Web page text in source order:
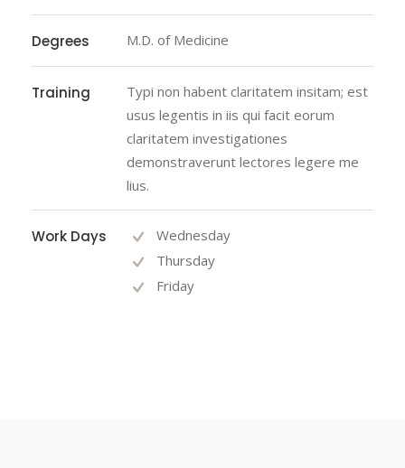
Degrees M.D. of Medicine
Training
Typi non habent claritatem insitam; est
usus legentis in iis qui facit eorum
claritatem investigationes
demonstraverunt lectores legere me
lius.
Work Days
Wednesday
Thursday
Friday